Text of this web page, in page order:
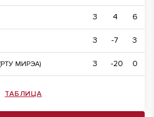
3 4 6
3 -7 3
МИРЭА) 3 -20 0
ТАБЛИЦА